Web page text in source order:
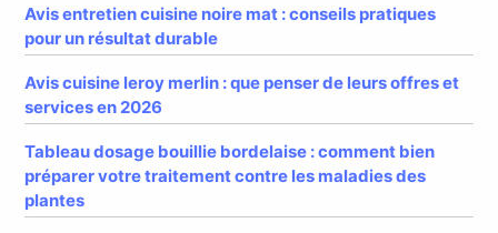
Avis entretien cuisine noire mat : conseils pratiques
pour un résultat durable
Avis cuisine leroy merlin : que penser de leurs offres et
services en 2026
Tableau dosage bouillie bordelaise : comment bien
préparer votre traitement contre les maladies des
plantes